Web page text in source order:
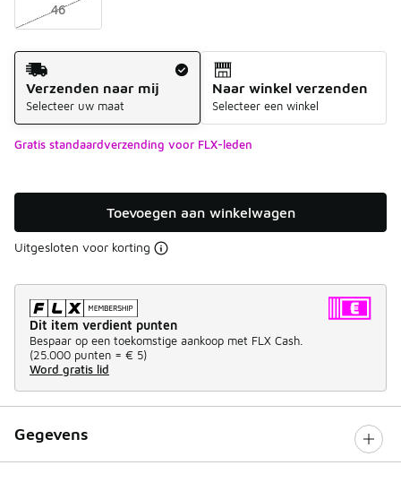
46
Verzendmethode
Verzenden naar mij
Selecteer uw maat
Naar winkel verzenden
Selecteer een winkel
Gratis standaardverzending voor FLX-leden
Toevoegen aan winkelwagen
Uitgesloten voor korting
Dit item verdient punten
Bespaar op een toekomstige aankoop met FLX Cash.
(25.000 punten = € 5)
Word gratis lid
Gegevens